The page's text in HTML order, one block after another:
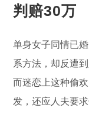
判赔30万
单身女子同情已
系方法，却反遭
而迷恋上这种偷
发，还应人夫要